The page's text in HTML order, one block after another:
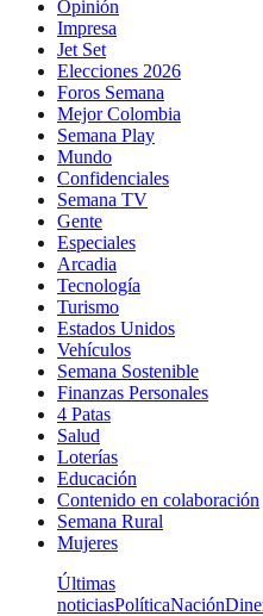
Opinión
Impresa
Jet Set
Elecciones 2026
Foros Semana
Mejor Colombia
Semana Play
Mundo
Confidenciales
Semana TV
Gente
Especiales
Arcadia
Tecnología
Turismo
Estados Unidos
Vehículos
Semana Sostenible
Finanzas Personales
4 Patas
Salud
Loterías
Educación
Contenido en colaboración
Semana Rural
Mujeres
Últimas
noticiasPolíticaNación